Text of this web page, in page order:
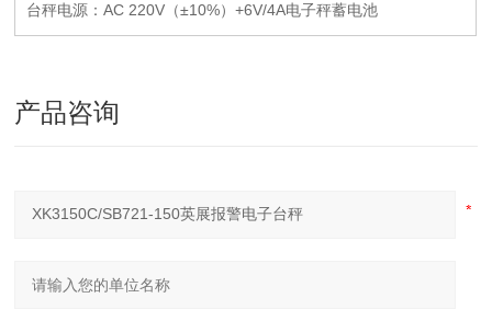
台秤电源：AC 220V（±10%）+6V/4A电子秤蓄电池
产品咨询